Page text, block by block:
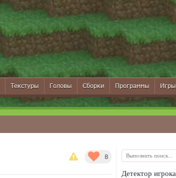
Текстуры Головы Сборки Программы Игры
8
Детектор игрока